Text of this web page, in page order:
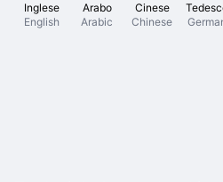
Inglese
English
Arabo
Arabic
Cinese
Chinese